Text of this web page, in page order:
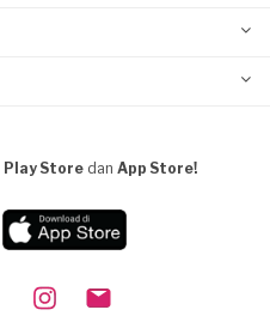
Play Store dan App Store!